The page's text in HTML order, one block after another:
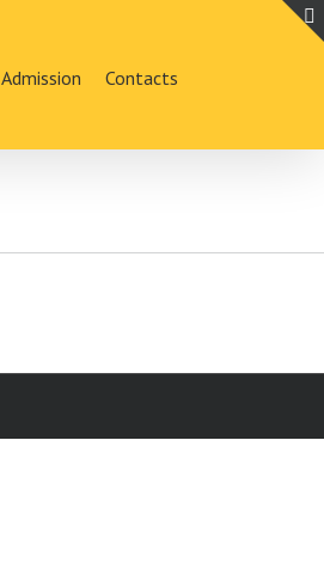
Admission Contacts